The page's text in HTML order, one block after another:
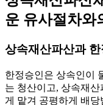
운 유사절차와
상속재산파산과 한
한정승인은 상속인이
는 청산이고, 상속재
게 맡겨 공평하게 배당